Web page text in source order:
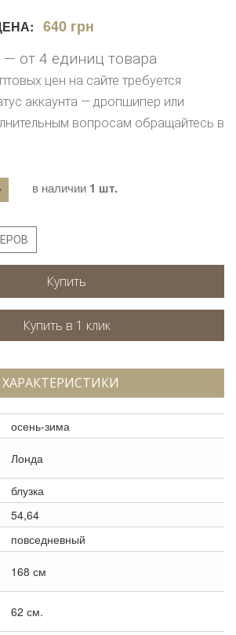
640 грн
от 4 единиц товара
цен на сайте требуется
аккаунта — дропшипер или
вопросам обращайтесь в
в наличии 1 шт.
Купить
ХАРАКТЕРИСТИКИ
осень-зима
Лонда
блузка
54,64
повседневный
168 см
62 см.